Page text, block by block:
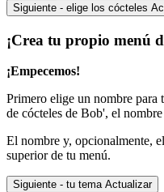
Siguiente - elige los cócteles
¡Crea tu propio menú
¡Empecemos!
Primero elige un nombre para
de cócteles de Bob', el
El nombre y, opcionalmente,
superior de tu menú.
Siguiente - tu tema Actualizar